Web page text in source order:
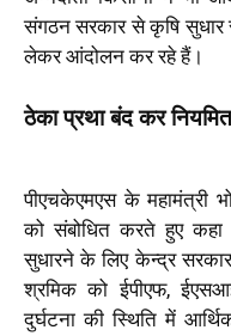
संगठन सरकार से कृषि सुधार
लेकर आंदोलन कर रहे हैं।
ठेका प्रथा बंद कर नियमित
पीएचकेएमएस के महामंत्री
को संबोधित करते हुए
सुधारने के लिए केन्द्र
श्रमिक को ईपीएफ,
दुर्घटना की स्थिति में